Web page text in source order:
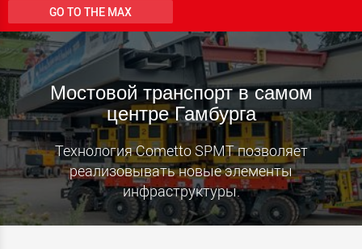
GO TO THE MAX
Мостовой транспорт в самом
центре Гамбурга
Технология Cometto SPMT позволяет
реализовывать новые элементы
инфраструктуры.